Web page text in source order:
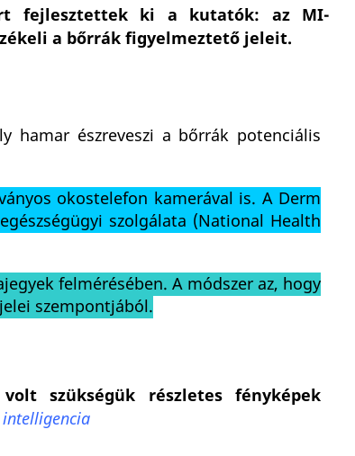
fejlesztettek ki a kutatók: az MI-
a bőrrák figyelmeztető jeleit.
hamar észreveszi a bőrrák potenciális
okostelefon kamerával is. A Derm
szolgálata (National Health
felmérésében. A módszer az, hogy
szempontjából.
szükségük részletes fényképek
intelligencia